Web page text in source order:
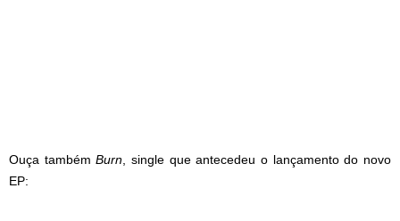
Ouça tambémBurn , single que antecedeu o lançamento do novo
EP: